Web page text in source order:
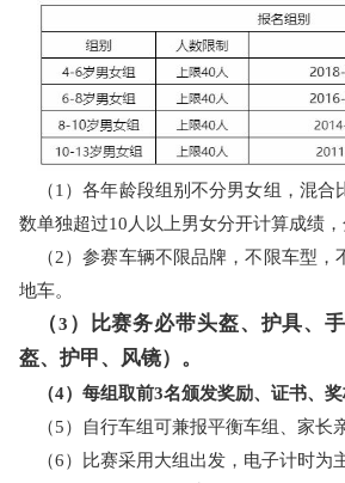
（1）各年龄段组别不分男女组，混合
数单独超过10人以上男女分开计算成绩，
（2）参赛车辆不限品牌，不限车型
地车。
（3 ）比赛务必带头盔、护具、
盔、护甲、风镜）。
（4）每组取前3名颁发奖励、证书、奖
（5）自行车组可兼报平衡车组、家长
（6）比赛采用大组出发，电子计时为